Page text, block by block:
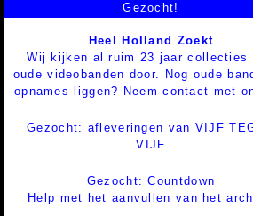
Gezocht!
Heel Holland Zoekt
Wij kijken al ruim 23 jaar collecties
oude videobanden door. Nog oude
opnames liggen? Neem contact met
Gezocht: afleveringen van VIJF
VIJF
Gezocht: Countdown
Help met het aanvullen van het